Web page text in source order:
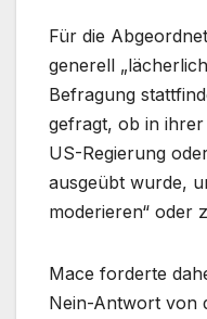
Für die
generell
Befragung
gefragt, ob in ihrer
US-Regierung
ausgeübt wurde,
moderieren“ oder
Mace forderte
Nein-Antwort von